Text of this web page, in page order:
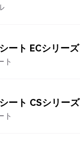
ート ECシリーズ
ト
ート CSシリーズ
ト